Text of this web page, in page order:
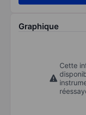
Graphique
Cette